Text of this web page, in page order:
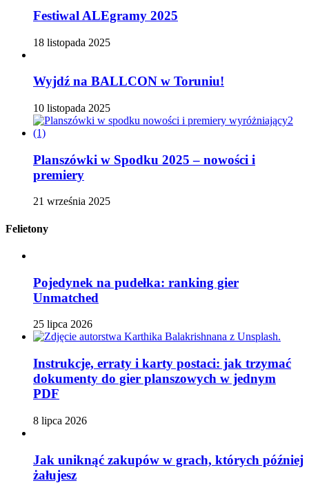
Festiwal ALEgramy 2025
18 listopada 2025
Wyjdź na BALLCON w Toruniu!
10 listopada 2025
Planszówki w Spodku 2025 – nowości i
premiery
21 września 2025
Felietony
Pojedynek na pudełka: ranking gier
Unmatched
25 lipca 2026
Instrukcje, erraty i karty postaci: jak trzymać
dokumenty do gier planszowych w jednym
PDF
8 lipca 2026
Jak uniknąć zakupów w grach, których później
żałujesz